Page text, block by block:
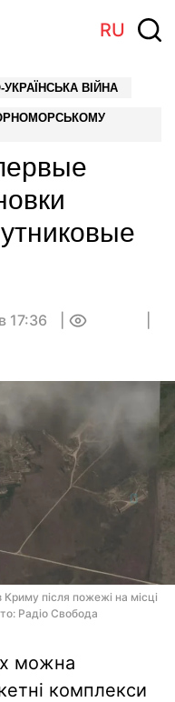
RU
УКРАЇНСЬКА ВІЙНА
17:36
після пожежі на місці
Радіо Свобода
можна
комплекси